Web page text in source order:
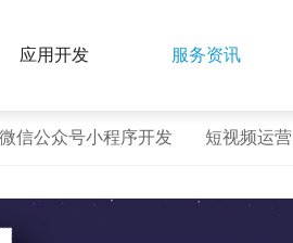
应用开发 服务资讯
微信公众号小程序开发 短视频运营